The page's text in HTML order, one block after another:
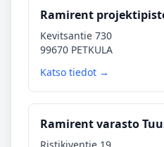
Ramirent
Kevitsantie 730
99670 PETKULA
Katso tiedot →
Ramirent varasto